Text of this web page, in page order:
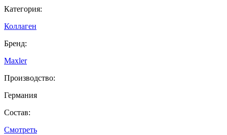
Категория:
Коллаген
Бренд:
Maxler
Производство:
Германия
Состав:
Смотреть